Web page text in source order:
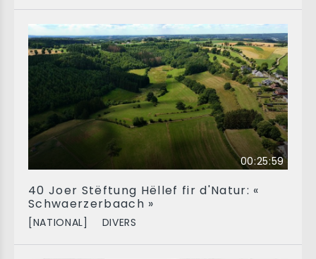
00:25:59
40 Joer Stëftung Hëllef fir d'Natur: «
Schwaerzerbaach »
[NATIONAL] DIVERS